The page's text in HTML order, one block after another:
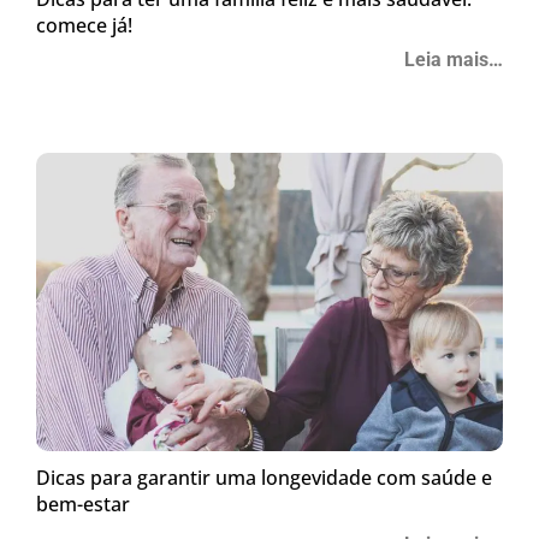
comece já!
Leia mais…
Dicas para garantir uma longevidade com saúde e
bem-estar